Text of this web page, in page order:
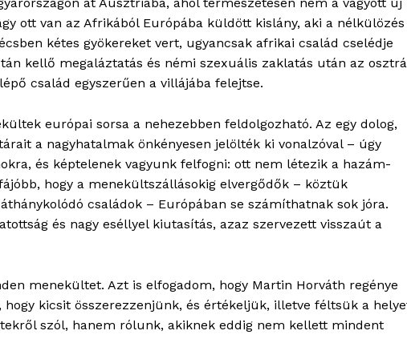
ott van az Afrikából Európába küldött kislány, aki a nélkülözés
kétes gyökereket vert, ugyancsak afrikai család cselédje
kellő megaláztatás és némi szexuális zaklatás után az
család egyszerűen a villájába felejtse.
európai sorsa a nehezebben feldolgozható. Az egy dolog,
a nagyhatalmak önkényesen jelölték ki vonalzóval – úgy
és képtelenek vagyunk felfogni: ott nem létezik a hazám-
hogy a menekültszállásokig elvergődők – köztük
családok – Európában se számíthatnak sok jóra.
és nagy eséllyel kiutasítás, azaz szervezett visszaút a
menekültet. Azt is elfogadom, hogy Martin Horváth regénye
kicsit összerezzenjünk, és értékeljük, illetve féltsük a
szól, hanem rólunk, akiknek eddig nem kellett mindent